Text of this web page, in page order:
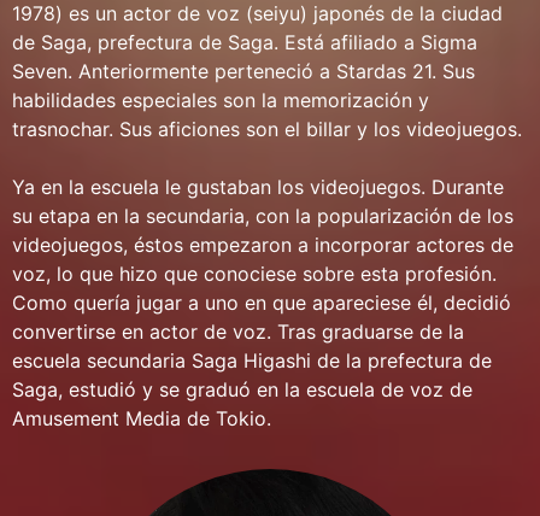
1978) es un actor de voz (seiyu) japonés de la ciudad
de Saga, prefectura de Saga. Está afiliado a Sigma
Seven. Anteriormente perteneció a Stardas 21. Sus
habilidades especiales son la memorización y
trasnochar. Sus aficiones son el billar y los videojuegos.
Ya en la escuela le gustaban los videojuegos. Durante
su etapa en la secundaria, con la popularización de los
videojuegos, éstos empezaron a incorporar actores de
voz, lo que hizo que conociese sobre esta profesión.
Como quería jugar a uno en que apareciese él, decidió
convertirse en actor de voz. Tras graduarse de la
escuela secundaria Saga Higashi de la prefectura de
Saga, estudió y se graduó en la escuela de voz de
Amusement Media de Tokio.